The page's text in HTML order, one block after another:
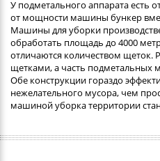
У подметального аппарата есть
от мощности машины бункер
Машины для уборки
обработать площадь до 4000
отличаются количеством щеток.
щетками, а часть подметальных
Обе конструкции гораздо
нежелательного мусора, чем
машиной уборка территории